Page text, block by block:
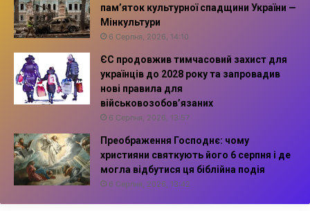
пам’яток культурної спадщини України —
Мінкультури
6 Серпня, 2026, 14:10
ЄС продовжив тимчасовий захист для
українців до 2028 року та запровадив
нові правила для
військовозобов’язаних
6 Серпня, 2026, 13:57
Преображення Господнє: чому
християни святкують його 6 серпня і де
могла відбутися ця біблійна подія
6 Серпня, 2026, 13:42